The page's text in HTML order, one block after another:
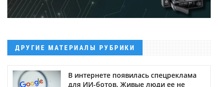
ДРУГИЕ МАТЕРИАЛЫ РУБРИКИ
В интернете появилась спецреклама
для ИИ-ботов. Живые люди ее не